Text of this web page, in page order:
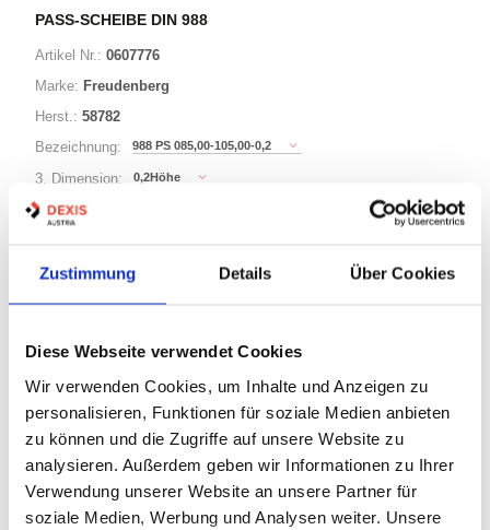
Zustimmung Details Über Cookies
Diese Webseite verwendet Cookies
Wir verwenden Cookies, um Inhalte und Anzeigen zu
personalisieren, Funktionen für soziale Medien anbieten
zu können und die Zugriffe auf unsere Website zu
analysieren. Außerdem geben wir Informationen zu Ihrer
Verwendung unserer Website an unsere Partner für
soziale Medien, Werbung und Analysen weiter. Unsere
PASS-SCHEIBE DIN 988
Artikel Nr.: 0607776
Marke: Freudenberg
Herst.: 58782
Bezeichnung:
988 PS 085,00-105,00-0,2
3. Dimension: 0,2Höhe
Länge / 2. Dimension:
Nicht auf Lager
Print